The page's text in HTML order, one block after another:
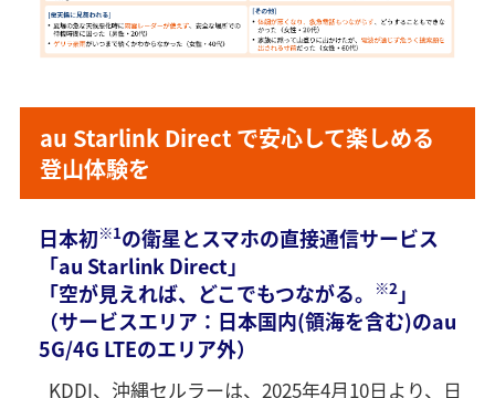
au Starlink Direct で安心して楽しめる
登山体験を
日本初※1の衛星とスマホの直接通信サービス
「au Starlink Direct」
「空が見えれば、どこでもつながる。
※2」
（サービスエリア：日本国内(領海を含む)のau
5G/4G LTEのエリア外）
KDDI、沖縄セルラーは、2025年4月10日より、日